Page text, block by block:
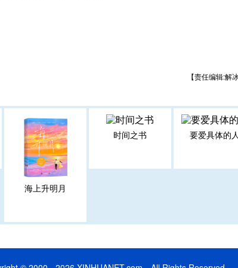
【责任编辑:解
海上升明月
时间之书 要爱具体的人